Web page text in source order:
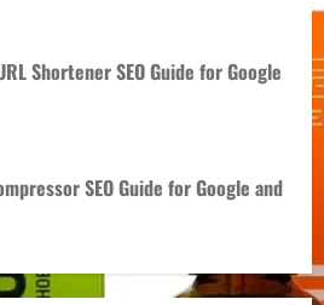
Shortener SEO Guide for Google
SEO Guide for Google and